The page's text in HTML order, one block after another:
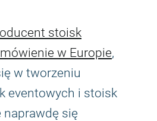
stoisk
w Europie,
w tworzeniu
eventowych i stoisk
się